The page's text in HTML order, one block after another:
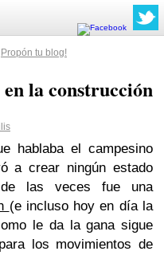
tu blog!
la construcción
hablaba el campesino
a crear ningún estado
las veces fue una
(e incluso hoy en día la
le da la gana sigue
los movimientos de